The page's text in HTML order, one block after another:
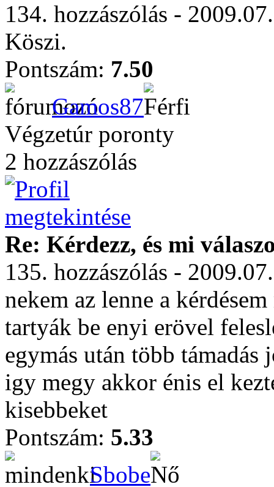
134. hozzászólás -
Köszi.
Pontszám: 7.50
Gamos87
Végzetúr poronty
2 hozzászólás
Re: Kérdezz, és mi
135. hozzászólás -
nekem az lenne a
tartyák be enyi erövel
egymás után több támadás
igy megy akkor énis el
kisebbeket
Pontszám: 5.33
Sbobe